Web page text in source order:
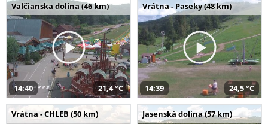
Valčianska dolina (46 km)
14:40 21,4 °C
Vrátna - Paseky (48 km)
14:39 24,5 °C
Vrátna - CHLEB (50 km) Jasenská dolina (57 km)